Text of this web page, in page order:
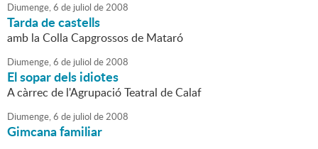
Diumenge,6 de juliol de2008
Tarda de castells
amb la Colla Capgrossos de Mataró
Diumenge,6 de juliol de2008
El sopar dels idiotes
A càrrec de l'Agrupació Teatral de Calaf
Diumenge,6 de juliol de2008
Gimcana familiar